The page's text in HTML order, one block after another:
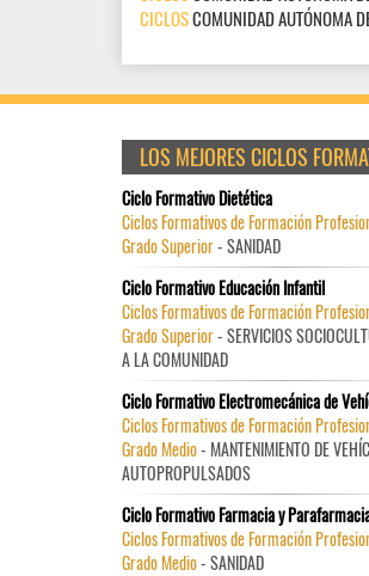
CICLOSCOMUNIDAD AUTÓNOMA
LOS MEJORES CICLOS
Ciclo Formativo Dietética
Ciclos Formativos de Formación
Grado Superior- SANIDAD
Ciclo Formativo Educación Infantil
Ciclos Formativos de Formación
Grado Superior- SERVICIOS
A LA COMUNIDAD
Ciclo Formativo Electromecánica de
Ciclos Formativos de Formación
Grado Medio- MANTENIMIENTO DE
AUTOPROPULSADOS
Ciclo Formativo Farmacia y
Ciclos Formativos de Formación
Grado Medio- SANIDAD